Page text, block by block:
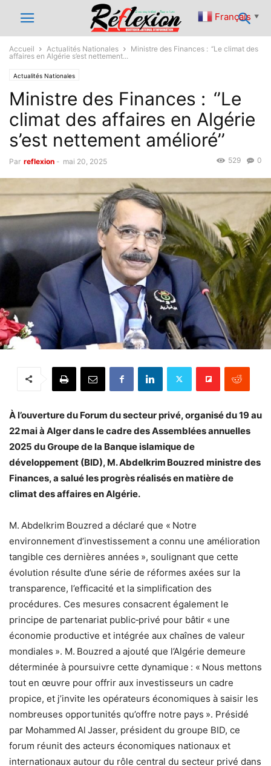
Accueil Actualités Nationales
Ministre des Finances : ‘’Le climat des
affaires en Algérie s’est nettement...
Actualités Nationales
Ministre des Finances : ‘’Le
climat des affaires en Algérie
s’est nettement amélioré’’
Par reflexion - mai 20, 2025 0
529
À l’ouverture du Forum du secteur privé, organisé du 19 au
22 mai à Alger dans le cadre des Assemblées annuelles
2025 du Groupe de la Banque islamique de
développement (BID), M. Abdelkrim Bouzred ministre des
Finances, a salué les progrès réalisés en matière de
climat des affaires en Algérie.
M. Abdelkrim Bouzred a déclaré que « Notre
environnement d’investissement a connu une amélioration
tangible ces dernières années », soulignant que cette
évolution résulte d’une série de réformes axées sur la
transparence, l’efficacité et la simplification des
procédures. Ces mesures consacrent également le
principe de partenariat public‑privé pour bâtir « une
économie productive et intégrée aux chaînes de valeur
mondiales ». M. Bouzred a ajouté que l’Algérie demeure
déterminée à poursuivre cette dynamique : « Nous mettons
tout en œuvre pour offrir aux investisseurs un cadre
propice, et j’invite les opérateurs économiques à saisir les
nombreuses opportunités qu’offre notre pays ». Présidé
par Mohammed Al Jasser, président du groupe BID, ce
forum réunit des acteurs économiques nationaux et
internationaux autour du rôle central du secteur privé dans
Français ▼